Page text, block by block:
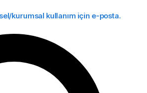
kurumsal kullanım için e-posta.